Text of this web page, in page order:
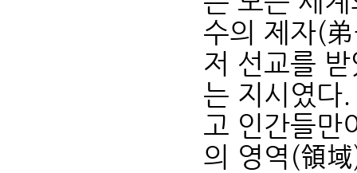
수의 제자(
저 선교를
는 지시였다
고 인간들만
의 영역(領